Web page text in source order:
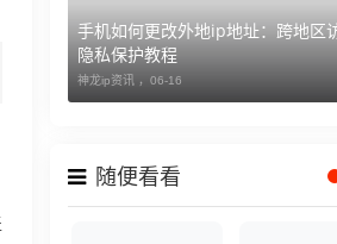
手机如何更改外地ip地址：跨地区
隐私保护教程
神龙ip资讯 ， 06-16
随便看看